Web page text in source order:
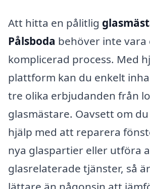
Att hitta en pålitlig
Pålsboda behöver inte vara
komplicerad process. Med
plattform kan du enkelt
tre olika erbjudanden från
glasmästare. Oavsett om
hjälp med att reparera
nya glaspartier eller utföra
glasrelaterade tjänster, så